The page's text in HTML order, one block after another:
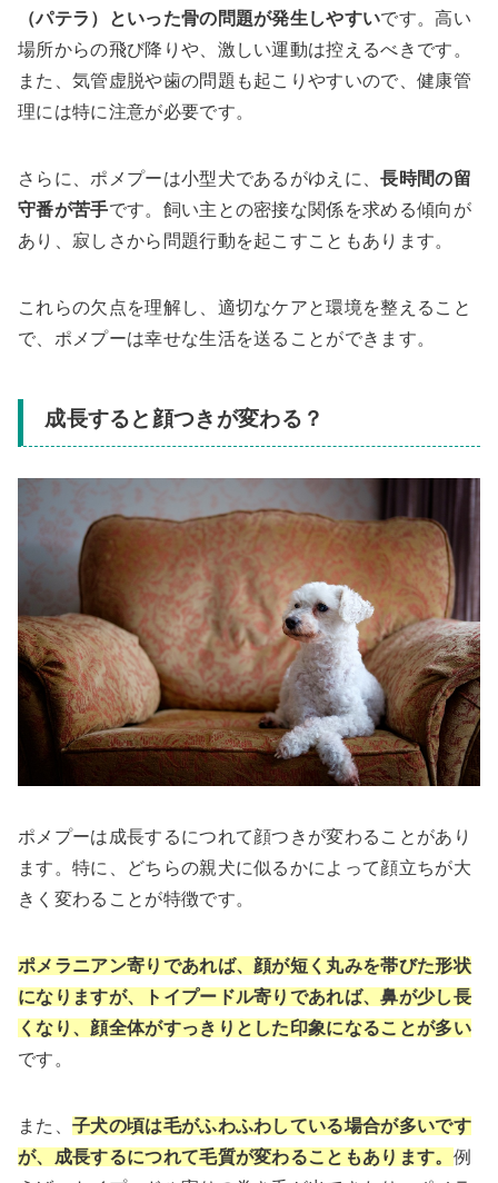
（パテラ）といった骨の問題が発生しやすいです。高い
場所からの飛び降りや、激しい運動は控えるべきです。
また、気管虚脱や歯の問題も起こりやすいので、健康管
理には特に注意が必要です。
さらに、ポメプーは小型犬であるがゆえに、長時間の留
守番が苦手です。飼い主との密接な関係を求める傾向が
あり、寂しさから問題行動を起こすこともあります。
これらの欠点を理解し、適切なケアと環境を整えること
で、ポメプーは幸せな生活を送ることができます。
成長すると顔つきが変わる？
ポメプーは成長するにつれて顔つきが変わることがあり
ます。特に、どちらの親犬に似るかによって顔立ちが大
きく変わることが特徴です。
ポメラニアン寄りであれば、顔が短く丸みを帯びた形状
になりますが、トイプードル寄りであれば、鼻が少し長
くなり、顔全体がすっきりとした印象になることが多い
です。
また、 子犬の頃は毛がふわふわしている場合が多いです
が、成長するにつれて毛質が変わることもあります。 例